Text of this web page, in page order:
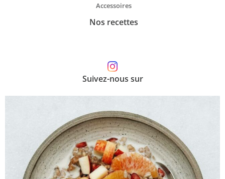
Accessoires
Nos recettes
Suivez-nous sur